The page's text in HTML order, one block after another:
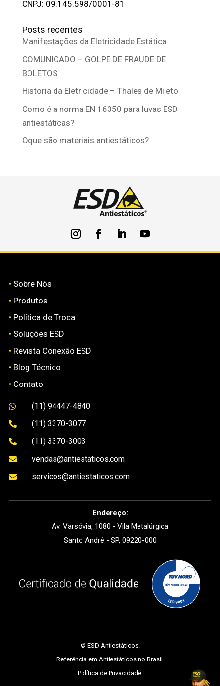
CNPJ: 09.145.598/0001-81
Posts recentes
Manifestações da Eletricidade Estática
COMUNICADO – GOLPE DE FRAUDE DE
BOLETOS
Historia da Eletricidade – Thales de Mileto
Como é a norma EN 16350 para luvas ESD
antiestáticas?
Oque são materiais antiestáticos?
• Sobre Nós
• Produtos
• Política de Troca
• Soluções ESD
• Revista Conexão ESD
• Blog Técnico
• Contato
 (11) 94447-4840
 (11) 3370-3077
 (11) 3370-3003
 vendas@antiestaticos.com
 servicos@antiestaticos.com
Endereço:
Av. Varsóvia, 1080 - Vila Metalúrgica
Santo André - SP, 09220-000
© ESD Antiestáticos.
Referência em Antiestáticos no Brasil.
Política de Privacidade.